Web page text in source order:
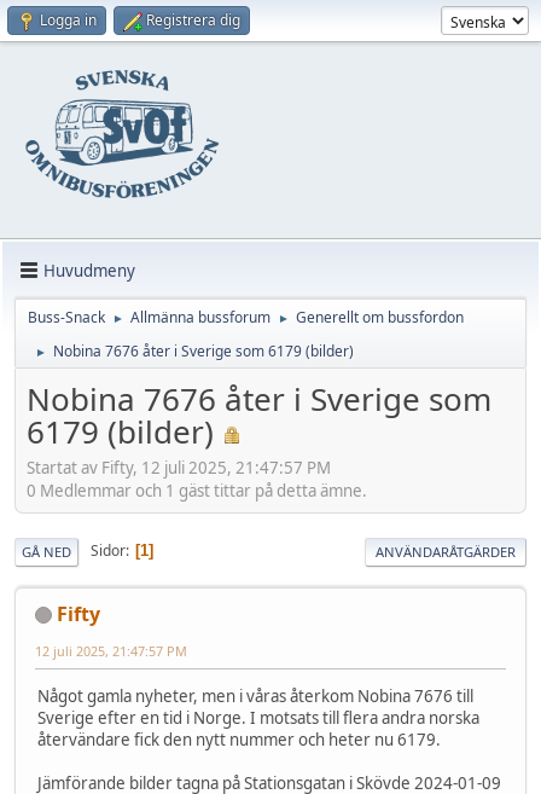
Logga in Registrera dig
Huvudmeny
Buss-Snack ► Allmänna bussforum ► Generellt om bussfordon
► Nobina 7676 åter i Sverige som 6179 (bilder)
Nobina 7676 åter i Sverige som
6179 (bilder)
Startat av Fifty, 12 juli 2025, 21:47:57 PM
0 Medlemmar och 1 gäst tittar på detta ämne.
GÅ NED Sidor 1 ANVÄNDARÅTGÄRDER
Fifty
12 juli 2025, 21:47:57 PM
Något gamla nyheter, men i våras återkom Nobina 7676 till
Sverige efter en tid i Norge. I motsats till flera andra norska
återvändare fick den nytt nummer och heter nu 6179.
Jämförande bilder tagna på Stationsgatan i Skövde 2024-01-09